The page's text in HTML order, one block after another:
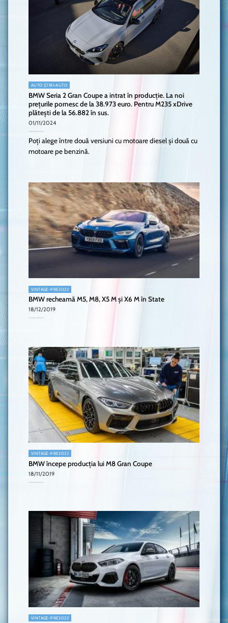
AUTO ȘTIRI-AUTO
BMW Seria 2 Gran Coupe a intrat în producție. La noi
prețurile pornesc de la 38.973 euro. Pentru M235 xDrive
plătești de la 56.882 în sus.
01/11/2024
Poți alege între două versiuni cu motoare diesel și două cu
motoare pe benzină.
VINTAGE-PRE2022
BMW recheamă M5, M8, X5 M și X6 M în State
18/12/2019
VINTAGE-PRE2022
BMW începe producția lui M8 Gran Coupe
18/11/2019
VINTAGE-PRE2022